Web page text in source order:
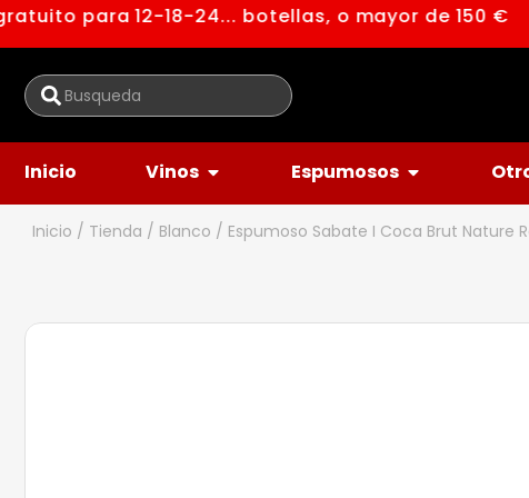
para 12-18-24... botellas, o mayor de 150 €
Inicio Vinos Espumosos
Inicio / Tienda / Blanco / Espumoso Sabate I Coca Brut Nature